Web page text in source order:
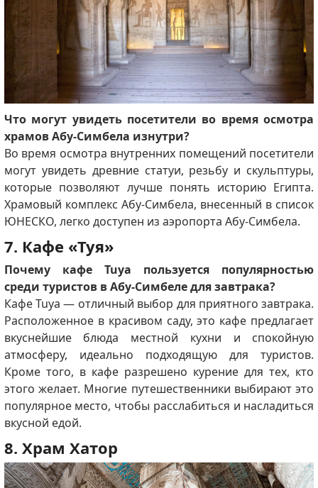
Что могут увидеть посетители во время осмотра
храмов Абу-Симбела изнутри?
Во время осмотра внутренних помещений посетители
могут увидеть древние статуи, резьбу и скульптуры,
которые позволяют лучше понять историю Египта.
Храмовый комплекс Абу-Симбела, внесенный в список
ЮНЕСКО, легко доступен из аэропорта Абу-Симбела.
7. Кафе «Туя»
Почему кафе Tuya пользуется популярностью
среди туристов в Абу-Симбеле для завтрака?
Кафе Tuya — отличный выбор для приятного завтрака.
Расположенное в красивом саду, это кафе предлагает
вкуснейшие блюда местной кухни и спокойную
атмосферу, идеально подходящую для туристов.
Кроме того, в кафе разрешено курение для тех, кто
этого желает. Многие путешественники выбирают это
популярное место, чтобы расслабиться и насладиться
вкусной едой.
8. Храм Хатор